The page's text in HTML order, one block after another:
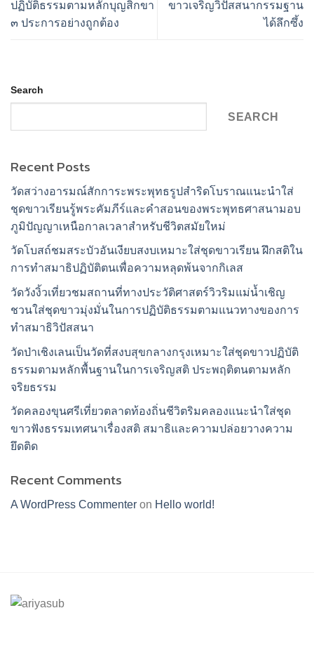
ปฏิบัติธรรมตามหลักบุญสิกขา
๓ ประการอย่างถูกต้อง
ขาวเจริญวิปัสสนากรรมฐาน
ได้ลึกซึ้ง
Search
SEARCH
Recent Posts
วัดสว่างอารมณ์สักการะพระพุทธรูปสำริดโบราณแนะนำใส่
ชุดขาวเรียนรู้พระคัมภีร์และคำสอนของพระพุทธศาสนามอบ
ภูมิปัญญาเหนือกาลเวลาสำหรับชีวิตสมัยใหม่
วัดโบสถ์ชมสระบัวอันเงียบสงบเหมาะใส่ชุดขาวเรียน ฝึกสติใน
การทำสมาธิปฏิบัติตนเพื่อความหลุดพ้นจากกิเลส
วัดวังงิ้วเที่ยวชมสถานที่ทางประวัติศาสตร์วิวริมแม่น้ำเชิญ
ชวนใส่ชุดขาวมุ่งมั่นในการปฏิบัติธรรมตามแนวทางของการ
ทำสมาธิวิปัสสนา
วัดป่าเชิงเลนเป็นวัดที่สงบสุขกลางกรุงเหมาะใส่ชุดขาวปฏิบัติ
ธรรมตามหลักพื้นฐานในการเจริญสติ ประพฤติตนตามหลัก
จริยธรรม
วัดคลองขุนศรีเที่ยวตลาดท้องถิ่นชีวิตริมคลองแนะนำใส่ชุด
ขาวฟังธรรมเทศนาเรื่องสติ สมาธิและความปล่อยวางความ
ยึดติด
Recent Comments
A WordPress Commenter on Hello world!